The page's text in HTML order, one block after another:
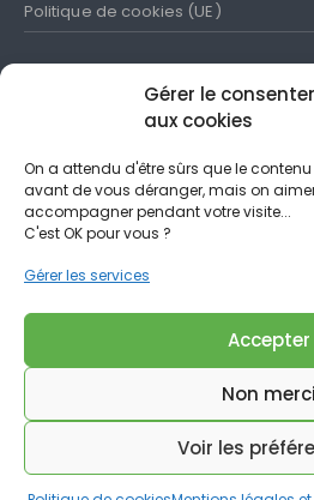
Gérer le
aux cookies
On a attendu d'être sûrs que le
avant de vous déranger, mais on
accompagner pendant votre visite...
C'est OK pour vous ?
Gérer les services
Accepter
Non merci
Voir les
Politique de cookies (UE)
SUIVEZ-NOUS
N'hésitez pas à partager nos
Elecnavale © 2022. All Rights Reserved